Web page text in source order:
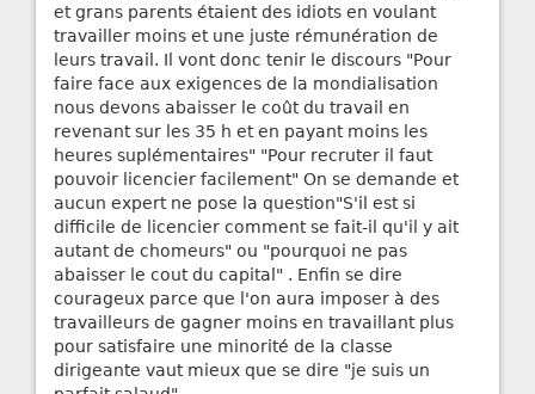
et grans parents étaient des idiots en voulant
travailler moins et une juste rémunération de
leurs travail. Il vont donc tenir le discours "Pour
faire face aux exigences de la mondialisation
nous devons abaisser le coût du travail en
revenant sur les 35 h et en payant moins les
heures suplémentaires" "Pour recruter il faut
pouvoir licencier facilement" On se demande et
aucun expert ne pose la question"S'il est si
difficile de licencier comment se fait-il qu'il y ait
autant de chomeurs" ou "pourquoi ne pas
abaisser le cout du capital" . Enfin se dire
courageux parce que l'on aura imposer à des
travailleurs de gagner moins en travaillant plus
pour satisfaire une minorité de la classe
dirigeante vaut mieux que se dire "je suis un